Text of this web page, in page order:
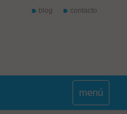
blog contacto
menú